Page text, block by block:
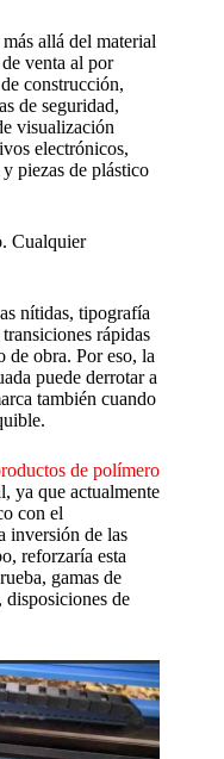
allá del material
venta al por
construcción,
de seguridad,
visualización
electrónicos,
piezas de plástico
Cualquier
nítidas, tipografía
rápidas
de obra. Por eso, la
puede derrotar a
también cuando
de polímero
ya que actualmente
con el
inversión de las
reforzaría esta
gamas de
disposiciones de